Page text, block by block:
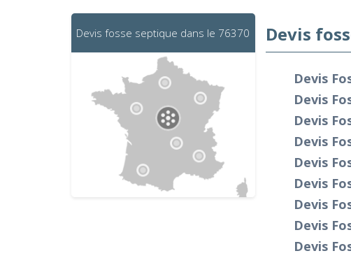
Devis fosse septique dans le 76370 Devis
Devis
Devis
Devis
Devis
Devis
Devis
Devis
Devis
Devis